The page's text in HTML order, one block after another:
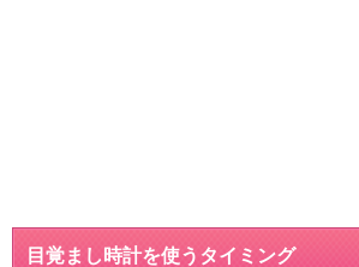
目覚まし時計を使うタイミング